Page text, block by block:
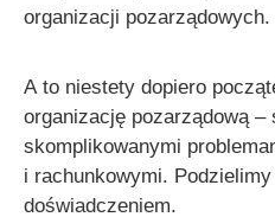
organizacji pozarządowych.
A to niestety dopiero
organizację pozarządową
skomplikowanymi
i rachunkowymi.
doświadczeniem.